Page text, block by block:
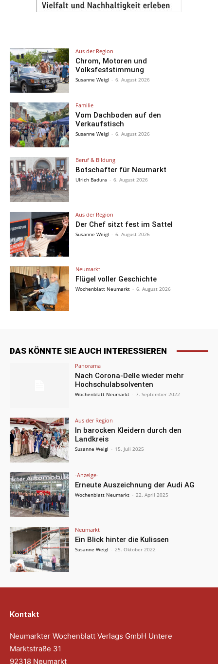
Aus der Region
Chrom, Motoren und
Volksfeststimmung
Susanne Weigl - 6. August 2026
Familie
Vom Dachboden auf den
Verkaufstisch
Susanne Weigl - 6. August 2026
Beruf & Bildung
Botschafter für Neumarkt
Ulrich Badura - 6. August 2026
Aus der Region
Der Chef sitzt fest im Sattel
Susanne Weigl - 6. August 2026
Neumarkt
Flügel voller Geschichte
Wochenblatt Neumarkt - 6. August 2026
DAS KÖNNTE SIE AUCH INTERESSIEREN
Panorama
Nach Corona-Delle wieder mehr
Hochschulabsolventen
Wochenblatt Neumarkt - 7. September 2022
Aus der Region
In barocken Kleidern durch den
Landkreis
Susanne Weigl - 15. Juli 2025
-Anzeige-
Erneute Auszeichnung der Audi AG
Wochenblatt Neumarkt - 22. April 2025
Neumarkt
Ein Blick hinter die Kulissen
Susanne Weigl - 25. Oktober 2022
Kontakt
Neumarkter Wochenblatt Verlags GmbH Untere
Marktstraße 31
92318 Neumarkt